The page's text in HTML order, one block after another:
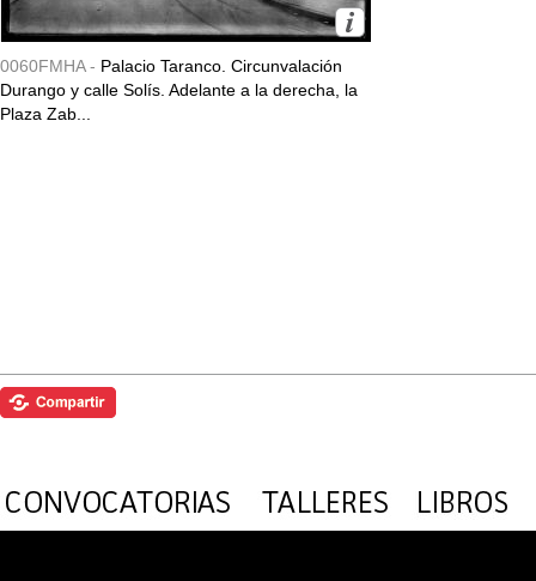
0060FMHA - Palacio Taranco. Circunvalación
Durango y calle Solís. Adelante a la derecha, la
Plaza Zab...